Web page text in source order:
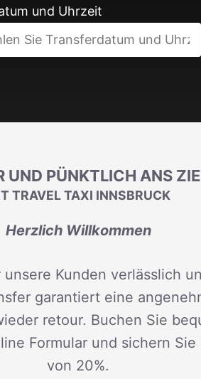
und Uhrzeit
UND PÜNKTLICH ANS
TRAVEL TAXI INNSBRUCK
Herzlich Willkommen
Kunden verlässlich
garantiert eine
retour. Buchen Sie
Formular und sichern
von 20%.